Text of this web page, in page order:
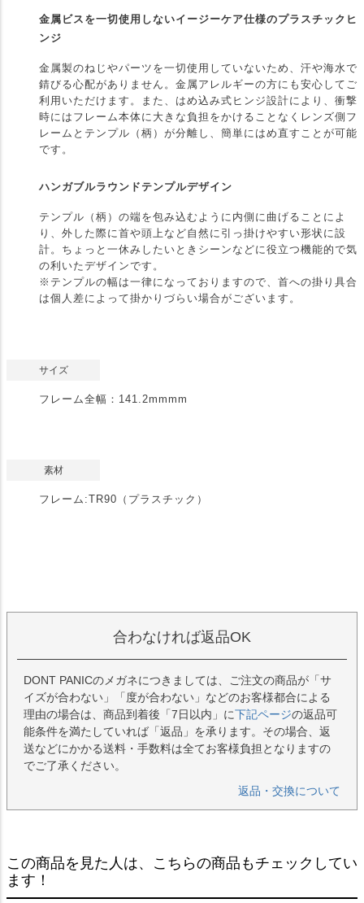
金属ビスを一切使用しないイージーケア仕様のプラスチックヒ
ンジ
金属製のねじやパーツを一切使用していないため、汗や海水で
錆びる心配がありません。金属アレルギーの方にも安心してご
利用いただけます。また、はめ込み式ヒンジ設計により、衝撃
時にはフレーム本体に大きな負担をかけることなくレンズ側フ
レームとテンプル（柄）が分離し、簡単にはめ直すことが可能
です。
ハンガブルラウンドテンプルデザイン
テンプル（柄）の端を包み込むように内側に曲げることによ
り、外した際に首や頭上など自然に引っ掛けやすい形状に設
計。ちょっと一休みしたいときシーンなどに役立つ機能的で気
の利いたデザインです。
※テンプルの幅は一律になっておりますので、首への掛り具合
は個人差によって掛かりづらい場合がございます。
サイズ
フレーム全幅：141.2mmmm
素材
フレーム:TR90（プラスチック）
合わなければ返品OK
DONT PANICのメガネにつきましては、ご注文の商品が「サ
イズが合わない」「度が合わない」などのお客様都合による
理由の場合は、商品到着後「7日以内」に下記ページの返品可
能条件を満たしていれば「返品」を承ります。その場合、返
送などにかかる送料・手数料は全てお客様負担となりますの
でご了承ください。
返品・交換について
この商品を見た人は、こちらの商品もチェックしてい
ます！